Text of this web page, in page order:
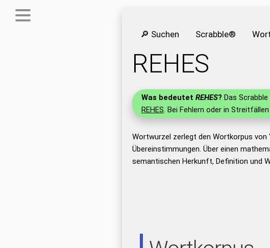
🔎 Suchen Scrabble®
REHES
Was bedeutet REHES? Das
REHES. Bei Fehlern oder in
Wortwurzel zerlegt den Wortkorpus von
Übereinstimmungen. Über einen
semantischen Herkunft, Definition und